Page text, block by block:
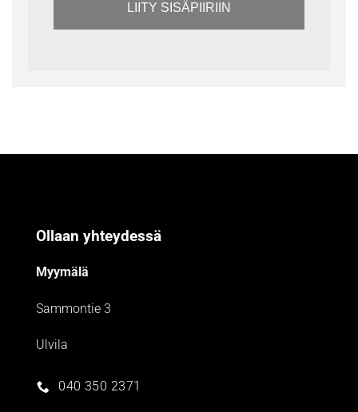
LIITY SISÄPIIRIIN
Ollaan yhteydessä
Myymälä
Sammontie 3
Ulvila
040 350 2371